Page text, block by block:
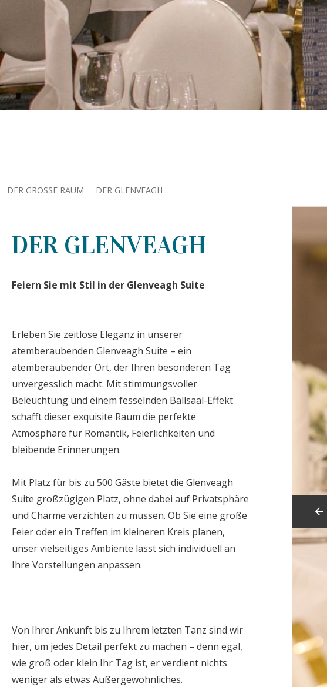
DER GROSSE RAUM DER GLENVEAGH
DER GLENVEAGH
Feiern Sie mit Stil in der Glenveagh Suite
Erleben Sie zeitlose Eleganz in unserer
atemberaubenden Glenveagh Suite – ein
atemberaubender Ort, der Ihren besonderen Tag
unvergesslich macht. Mit stimmungsvoller
Beleuchtung und einem fesselnden Ballsaal-Effekt
schafft dieser exquisite Raum die perfekte
Atmosphäre für Romantik, Feierlichkeiten und
bleibende Erinnerungen.
Mit Platz für bis zu 500 Gäste bietet die Glenveagh
Suite großzügigen Platz, ohne dabei auf Privatsphäre
und Charme verzichten zu müssen. Ob Sie eine große
Feier oder ein Treffen im kleineren Kreis planen,
unser vielseitiges Ambiente lässt sich individuell an
Ihre Vorstellungen anpassen.
Von Ihrer Ankunft bis zu Ihrem letzten Tanz sind wir
hier, um jedes Detail perfekt zu machen – denn egal,
wie groß oder klein Ihr Tag ist, er verdient nichts
weniger als etwas Außergewöhnliches.